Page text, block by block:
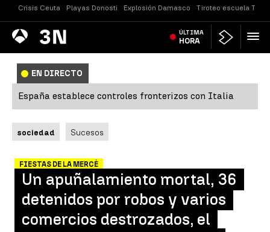
Crisis Ceuta Playas Donosti Explosión Damasco Tiroteo escuela
Antena
3 Noticias ÚLTIMA
HORA
EN DIRECTO
España establece controles fronterizos con Italia
sociedad Sucesos
FIESTAS DE LA MERCÈ
Un apuñalamiento mortal, 36
detenidos por robos y varios
comercios destrozados, el